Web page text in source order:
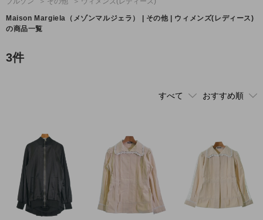
Maison Margiela （メゾンマルジェラ）
| その他 | ウィメンズ(レディース)
の商品一覧
3件